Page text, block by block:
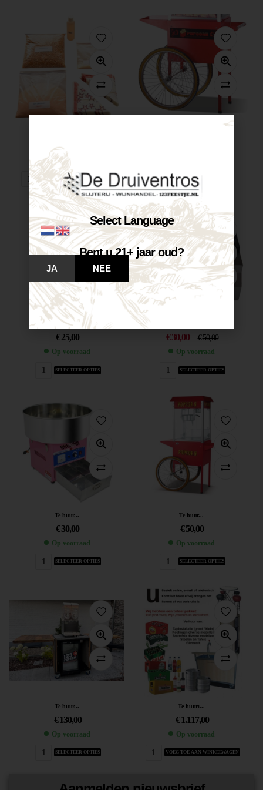
€15,00
Op voorraad
VOEG TOE AAN WINKELWAGEN SELECTEER OPTIES
Te huur...
€25,00
Op voorraad
SELECTEER OPTIES
-40%
€50,00
€ 30,00
Op voorraad
SELECTEER OPTIES
Te huur...
€30,00
Op voorraad
SELECTEER OPTIES
Te huur...
€50,00
Op voorraad
SELECTEER OPTIES
Te huur...
€ 130,00
Op voorraad
SELECTEER OPTIES
Te huur:...
€ 1.117,00
Op voorraad
VOEG TOE AAN WINKELWAGEN
Select Language
Bent u 21+ jaar oud?
JA NEE